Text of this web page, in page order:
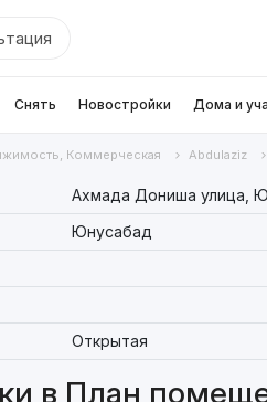
Снять Новостройки Дома и
Коммерческая Abdulaziz
Ахмада Дониша улица,
Юнусабад
Открытая
в План